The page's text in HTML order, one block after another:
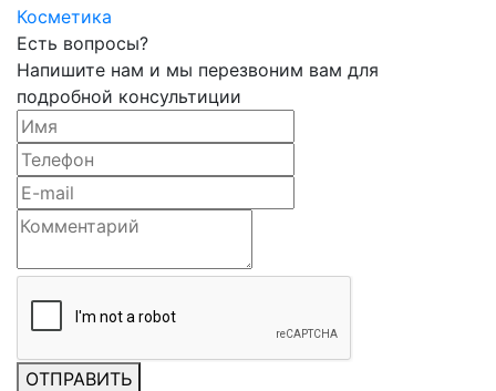
Косметика
Есть вопросы?
Напишите нам и мы перезвоним вам для
подробной консультиции
ОТПРАВИТЬ